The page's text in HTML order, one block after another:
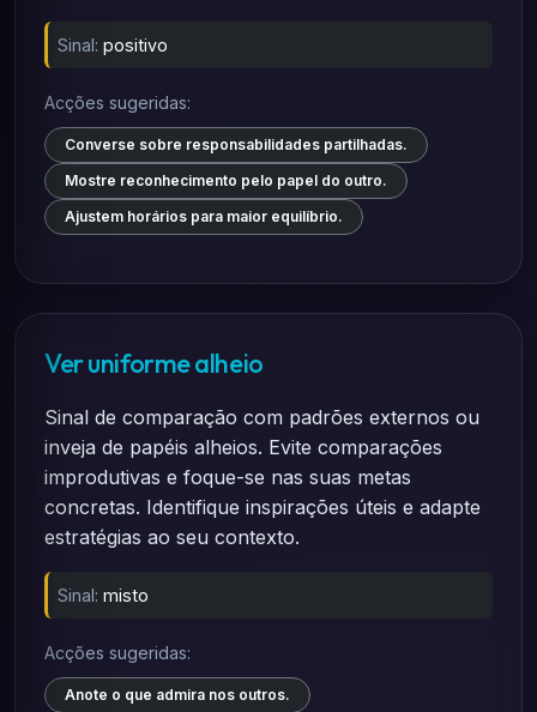
Sinal: positivo
Acções sugeridas:
Converse sobre responsabilidades partilhadas.
Mostre reconhecimento pelo papel do outro.
Ajustem horários para maior equilíbrio.
Ver uniforme alheio
Sinal de comparação com padrões externos ou
inveja de papéis alheios. Evite comparações
improdutivas e foque-se nas suas metas
concretas. Identifique inspirações úteis e adapte
estratégias ao seu contexto.
Sinal: misto
Acções sugeridas:
Anote o que admira nos outros.